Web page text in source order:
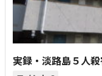
実録・淡路島５人